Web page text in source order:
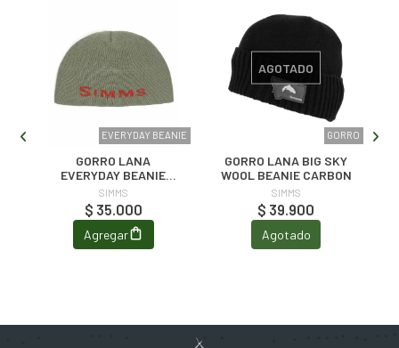
EVERYDAY BEANIE
GORRO LANA
EVERYDAY BEANIE
SMOKEY OLIVE
SIMMS
$ 35.000
Agregar
GORRO
AGOTADO
GORRO LANA BIG SKY
WOOL BEANIE CARBON
SIMMS
$ 39.900
Agotado